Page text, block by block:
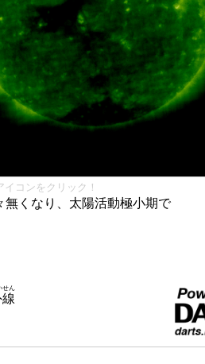
コンをクリック！
無くなり、太陽活動極小期で
せん